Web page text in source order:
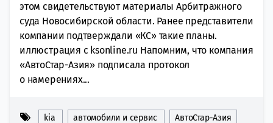
этом свидетельствуют материалы Арбитражного
суда Новосибирской области. Ранее представители
компании подтверждали «КС» такие планы.
иллюстрация с ksonline.ru Напомним, что компания
«АвтоСтар-Азия» подписала протокол
о намерениях...
kia автомобили и сервис АвтоСтар-Азия